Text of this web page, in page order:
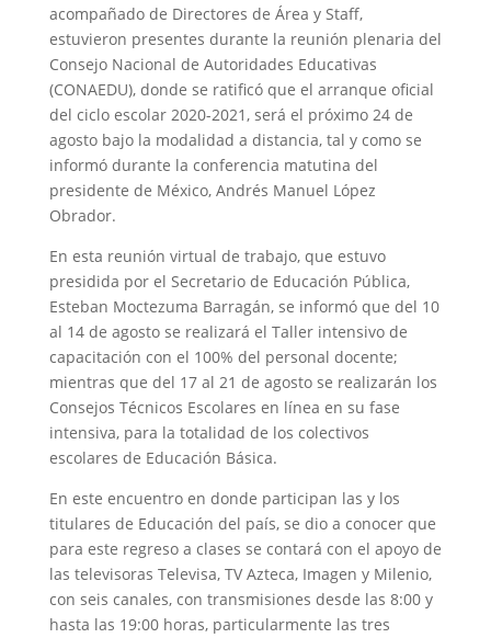
acompañado de Directores de Área y Staff,
estuvieron presentes durante la reunión plenaria del
Consejo Nacional de Autoridades Educativas
(CONAEDU), donde se ratificó que el arranque oficial
del ciclo escolar 2020-2021, será el próximo 24 de
agosto bajo la modalidad a distancia, tal y como se
informó durante la conferencia matutina del
presidente de México, Andrés Manuel López
Obrador.
En esta reunión virtual de trabajo, que estuvo
presidida por el Secretario de Educación Pública,
Esteban Moctezuma Barragán, se informó que del 10
al 14 de agosto se realizará el Taller intensivo de
capacitación con el 100% del personal docente;
mientras que del 17 al 21 de agosto se realizarán los
Consejos Técnicos Escolares en línea en su fase
intensiva, para la totalidad de los colectivos
escolares de Educación Básica.
En este encuentro en donde participan las y los
titulares de Educación del país, se dio a conocer que
para este regreso a clases se contará con el apoyo de
las televisoras Televisa, TV Azteca, Imagen y Milenio,
con seis canales, con transmisiones desde las 8:00 y
hasta las 19:00 horas, particularmente las tres